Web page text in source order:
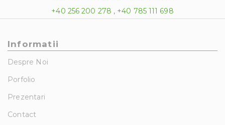
+40 256 200 278 , +40 785 111 698
Informatii
Despre Noi
Porfolio
Prezentari
Contact